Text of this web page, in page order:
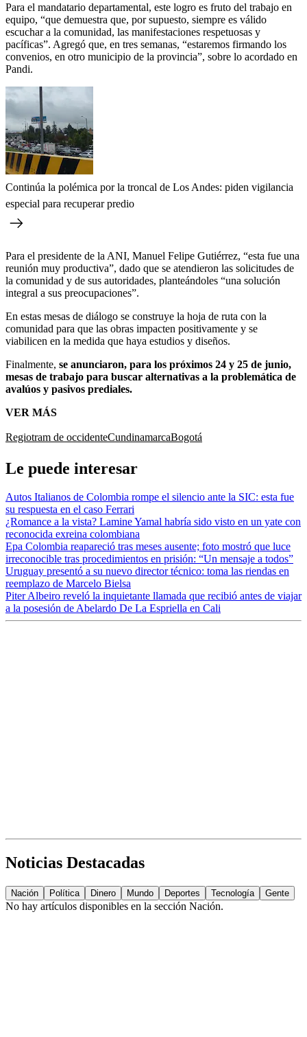
Para el mandatario departamental, este logro es fruto del trabajo en
equipo, “que demuestra que, por supuesto, siempre es válido
escuchar a la comunidad, las manifestaciones respetuosas y
pacíficas”. Agregó que, en tres semanas, “estaremos firmando los
convenios, en otro municipio de la provincia”, sobre lo acordado en
Pandi.
Continúa la polémica por la troncal de Los Andes: piden vigilancia
especial para recuperar predio
Para el presidente de la ANI, Manuel Felipe Gutiérrez, “esta fue una
reunión muy productiva”, dado que se atendieron las solicitudes de
la comunidad y de sus autoridades, planteándoles “una solución
integral a sus preocupaciones”.
En estas mesas de diálogo se construye la hoja de ruta con la
comunidad para que las obras impacten positivamente y se
viabilicen en la medida que haya estudios y diseños.
Finalmente, se anunciaron, para los próximos 24 y 25 de junio,
mesas de trabajo para buscar alternativas a la problemática de
avalúos y pasivos prediales.
VER MÁS
Regiotram de occidenteCundinamarcaBogotá
Le puede interesar
Autos Italianos de Colombia rompe el silencio ante la SIC: esta fue
su respuesta en el caso Ferrari
¿Romance a la vista? Lamine Yamal habría sido visto en un yate con
reconocida exreina colombiana
Epa Colombia reapareció tras meses ausente; foto mostró que luce
irreconocible tras procedimientos en prisión: “Un mensaje a todos”
Uruguay presentó a su nuevo director técnico: toma las riendas en
reemplazo de Marcelo Bielsa
Piter Albeiro reveló la inquietante llamada que recibió antes de viajar
a la posesión de Abelardo De La Espriella en Cali
Noticias Destacadas
Nación Política Dinero Mundo Deportes Tecnología Gente
No hay artículos disponibles en la sección Nación.